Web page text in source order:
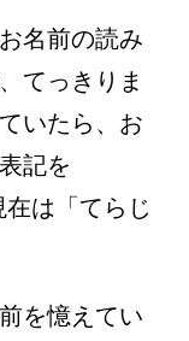
名前の読み
てっきりま
いたら、お
記を
は「てらじ
を憶えてい